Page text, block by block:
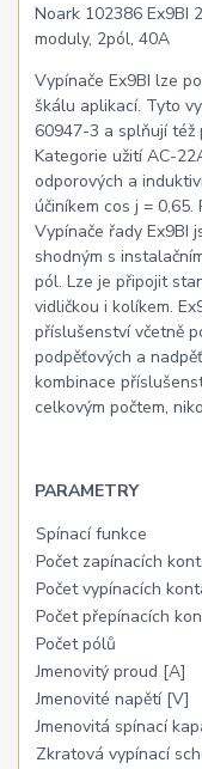
Noark 102386 Ex9BI
moduly, 2pól, 40A
Vypínače Ex9BI lze
škálu aplikací. Tyto
60947-3 a splňují též
Kategorie užití AC-
odporových a
účiníkem cos j =
Vypínače řady Ex9BI
shodným s
pól. Lze je připojit
vidličkou i kolíkem.
příslušenství včetně
podpěťových a
kombinace
celkovým počtem,
PARAMETRY
Spínací funkce
Počet zapínacích
Počet vypínacích
Počet přepínacích
Počet pólů
Jmenovitý proud [A]
Jmenovité napětí [V]
Jmenovitá spínací
Zkratová vypínací